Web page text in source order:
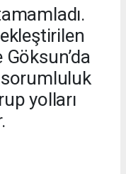
yolları